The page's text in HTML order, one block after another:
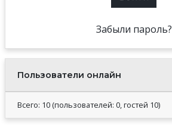
Забыли пароль?
Пользователи онлайн
Всего: 10 (пользователей: 0, гостей 10)